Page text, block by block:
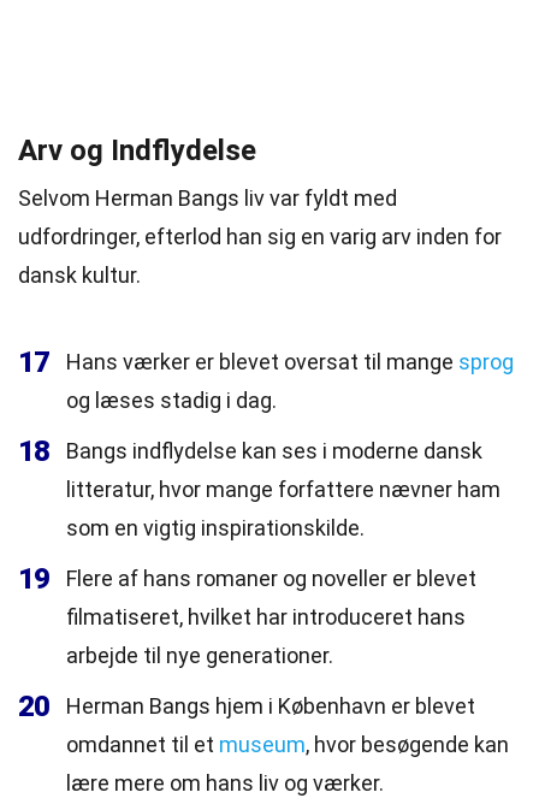
Arv og Indflydelse
Selvom Herman Bangs liv var fyldt med
udfordringer, efterlod han sig en varig arv inden for
dansk kultur.
17 Hans værker er blevet oversat til mange sprog
og læses stadig i dag.
18
Bangs indflydelse kan ses i moderne dansk
litteratur, hvor mange forfattere nævner ham
som en vigtig inspirationskilde.
19
Flere af hans romaner og noveller er blevet
filmatiseret, hvilket har introduceret hans
arbejde til nye generationer.
20
Herman Bangs hjem i København er blevet
omdannet til et museum, hvor besøgende kan
lære mere om hans liv og værker.